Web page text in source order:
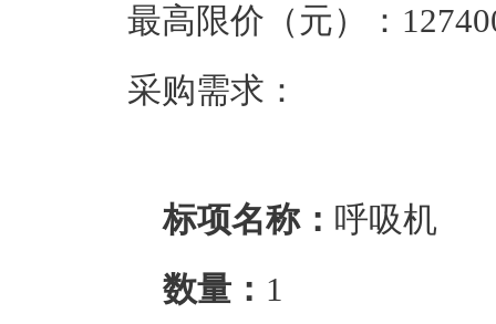
最高限价（元）：
采购需求：
标项名称： 呼吸机
数量： 1